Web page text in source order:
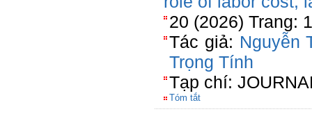
20 (2026) Trang:
Tác giả: Nguyễn
Trọng Tính
Tạp chí:
Tóm tắt